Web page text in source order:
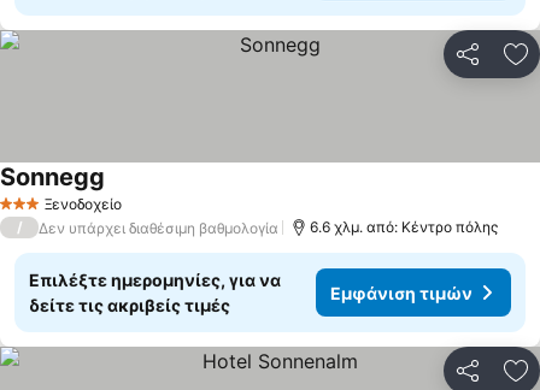
3 ΑστέριαΞενοδοχείο
Sonnegg
/ Δεν υπάρχει διαθέσιμη βαθμολογία 6.6 χλμ. από: Κέντρο πόλης
Επιλέξτε ημερομηνίες, για να
δείτε τις ακριβείς τιμές
Εμφάνιση τιμών